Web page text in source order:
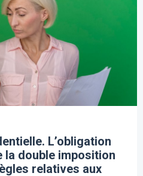
L’obligation
la double imposition
relatives aux